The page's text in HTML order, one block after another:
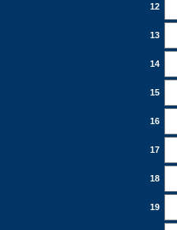
12
13
14
15
16
17
18
19